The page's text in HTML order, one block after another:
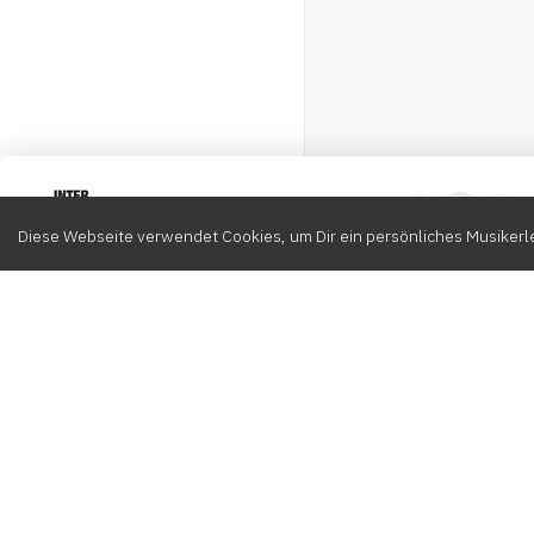
Diese Webseite verwendet Cookies, um Dir ein persönliches